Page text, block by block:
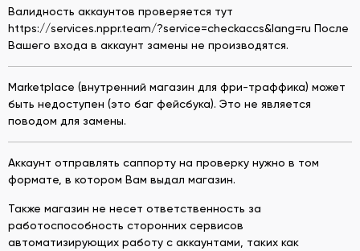
Валидность аккаунтов проверяется тут
https://services.nppr.team/?service=checkaccs&lang=ru После
Вашего входа в аккаунт замены не производятся.
Marketplace (внутренний магазин для фри-траффика) может
быть недоступен (это баг фейсбука). Это не является
поводом для замены.
Аккаунт отправлять саппорту на проверку нужно в том
формате, в котором Вам выдал магазин.
Также магазин не несет ответственность за
работоспособность сторонних сервисов
автоматизирующих работу с аккаунтами, таких как